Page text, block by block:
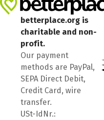
betterplace.org is
charitable and non-
profit.
Our payment
methods are PayPal,
SEPA Direct Debit,
Credit Card, wire
transfer.
USt-IdNr.: